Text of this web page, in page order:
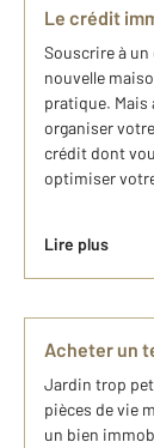
Le crédit
Souscrire à
nouvelle
pratique. Mais
organiser
crédit dont
optimiser
Lire plus
Acheter un
Jardin trop
pièces de vie
un bien